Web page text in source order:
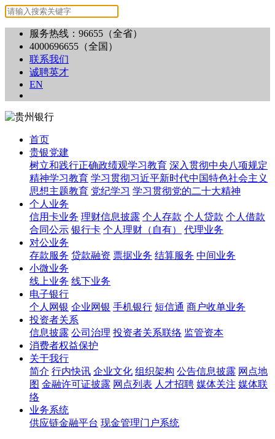
服务热线：96655（全省）
4000696655（全国）
联系我们
诚聘英才
EN
首页
贵银党建
树立和践行正确政绩观学习教育 深入贯彻中央八项规定
精神学习教育 学习贯彻习近平新时代中国特色社会主义
思想主题教育 党纪学习 学习贯彻党的二十大精神
个人业务
信用卡业务 理财信息披露 个人存款 个人贷款 个人借款
合同公示 银行卡 个人理财（自有）
代理业务
对公业务
存款服务 贷款融资 票据业务 结算服务 中间业务
小微业务
线上业务 线下业务
电子银行
个人网银 企业网银 手机银行 短信通 商户收单业务
投资者关系
信息披露 公司治理 投资者关系联络 监管资本
消费者权益保护
关于我行
简介 行内快讯 企业文化 组织架构 公告信息披露 网点地
图 金融许可证披露 网点列表 人才招聘 媒体关注 媒体联
络
业务系统
供应链金融平台 现金管理门户系统